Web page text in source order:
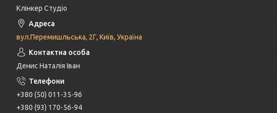
Клінкер Студіо
вул.Перемишльська, 2Г, Київ, Україна
Денис Наталія Іван
+380 (50) 011-35-96
+380 (93) 170-56-94